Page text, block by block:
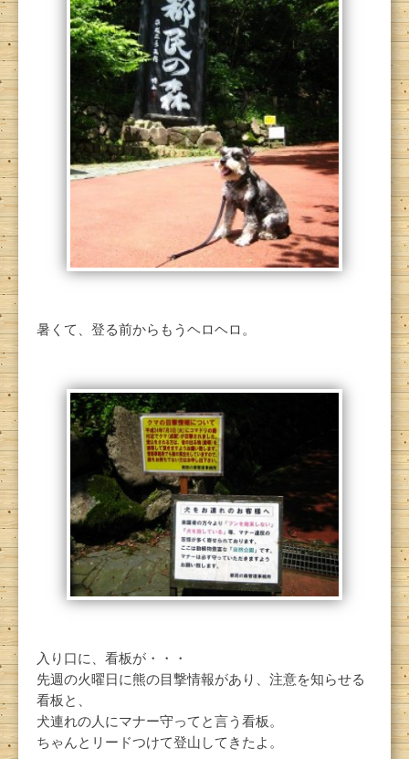
暑くて、登る前からもうヘロヘロ。
入り口に、看板が・・・
先週の火曜日に熊の目撃情報があり、注意を知らせる
看板と、
犬連れの人にマナー守ってと言う看板。
ちゃんとリードつけて登山してきたよ。